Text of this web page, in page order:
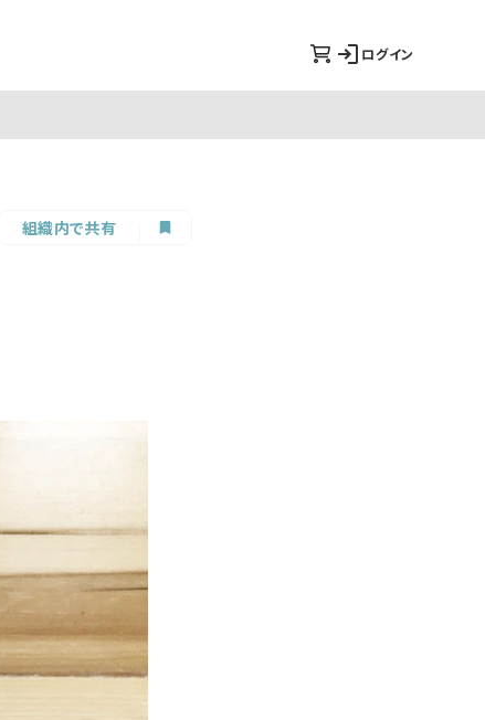
ログイン
組織内で共有